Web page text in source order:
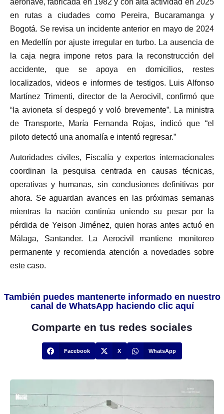
en rutas a ciudades como Pereira, Bucaramanga y
Bogotá. Se revisa un incidente anterior en mayo de 2024
en Medellín por ajuste irregular en turbo. La ausencia de
la caja negra impone retos para la reconstrucción del
accidente, que se apoya en domicilios, restes
localizados, videos e informes de testigos. Luis Alfonso
Martínez Trimenti, director de la Aerocivil, confirmó que
“la avioneta sí despegó y voló brevemente”. La ministra
de Transporte, María Fernanda Rojas, indicó que “el
piloto detectó una anomalía e intentó regresar.”
Autoridades civiles, Fiscalía y expertos internacionales
coordinan la pesquisa centrada en causas técnicas,
operativas y humanas, sin conclusiones definitivas por
ahora. Se aguardan avances en las próximas semanas
mientras la nación continúa uniendo su pesar por la
pérdida de Yeison Jiménez, quien horas antes actuó en
Málaga, Santander. La Aerocivil mantiene monitoreo
permanente y recomienda atención a novedades sobre
este caso.
También puedes mantenerte informado en nuestro
canal de WhatsApp haciendo clic aquí
Comparte en tus redes sociales
Facebook X WhatsApp